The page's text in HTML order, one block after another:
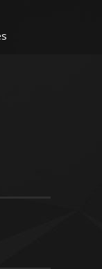
au
depuis
à la
du